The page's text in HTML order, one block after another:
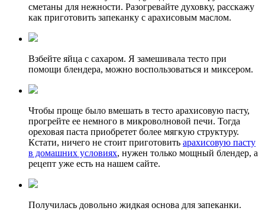
сметаны для нежности. Разогревайте духовку, расскажу
как приготовить запеканку с арахисовым маслом.
Взбейте яйца с сахаром. Я замешивала тесто при
помощи блендера, можно воспользоваться и миксером.
Чтобы проще было вмешать в тесто арахисовую пасту,
прогрейте ее немного в микроволновой печи. Тогда
ореховая паста приобретет более мягкую структуру.
Кстати, ничего не стоит приготовить арахисовую пасту
в домашних условиях, нужен только мощный блендер, а
рецепт уже есть на нашем сайте.
Получилась довольно жидкая основа для запеканки.